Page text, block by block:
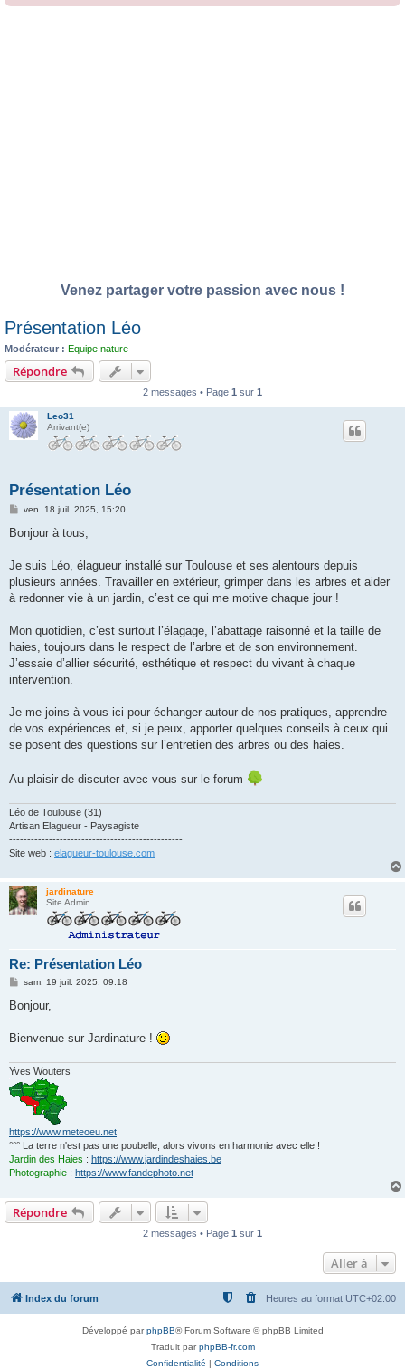
Venez partager votre passion avec nous !
Présentation Léo
Modérateur : Equipe nature
Répondre
2 messages • Page 1 sur 1
Leo31
Arrivant(e)
Présentation Léo
M
s
g
ven. 18 juil. 2025, 15:20
Bonjour à tous,
Je suis Léo, élagueur installé sur Toulouse et ses alentours depuis
plusieurs années. Travailler en extérieur, grimper dans les arbres et aider
à redonner vie à un jardin, c’est ce qui me motive chaque jour !
Mon quotidien, c’est surtout l’élagage, l’abattage raisonné et la taille de
haies, toujours dans le respect de l’arbre et de son environnement.
J’essaie d’allier sécurité, esthétique et respect du vivant à chaque
intervention.
Je me joins à vous ici pour échanger autour de nos pratiques, apprendre
de vos expériences et, si je peux, apporter quelques conseils à ceux qui
se posent des questions sur l’entretien des arbres ou des haies.
Au plaisir de discuter avec vous sur le forum
Léo de Toulouse (31)
Artisan Elagueur - Paysagiste
------------------------------------------------
Site web : elagueur-toulouse.com
jardinature
Site Admin
Re: Présentation Léo
M
s
g
sam. 19 juil. 2025, 09:18
Bonjour,
Bienvenue sur Jardinature !
Yves Wouters
https://www.meteoeu.net
°°° La terre n'est pas une poubelle, alors vivons en harmonie avec elle !
Jardin des Haies : https://www.jardindeshaies.be
Photographie : https://www.fandephoto.net
Répondre
2 messages • Page 1 sur 1
Aller à
Index du forum Heures au format UTC+02:00
Développé parphpBB® Forum Software © phpBB Limited
Traduit parphpBB-fr.com
Confidentialité
Conditions